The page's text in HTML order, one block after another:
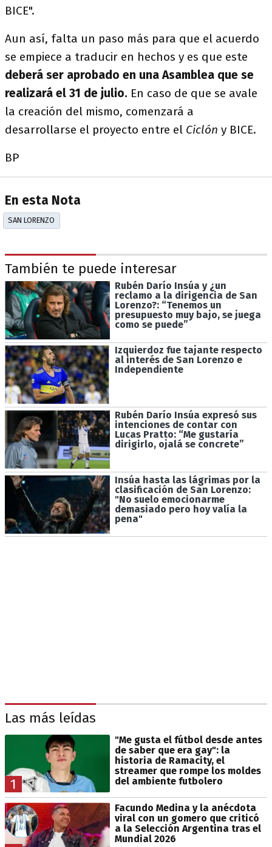
BICE".
Aun así, falta un paso más para que el acuerdo
se empiece a traducir en hechos y es que este
deberá ser aprobado en una Asamblea que se
realizará el 31 de julio. En caso de que se avale
la creación del mismo, comenzará a
desarrollarse el proyecto entre el Ciclón y BICE.
BP
En esta Nota
SAN LORENZO
También te puede interesar
Rubén Darío Insúa y ¿un
reclamo a la dirigencia de San
Lorenzo?: “Tenemos un
presupuesto muy bajo, se juega
como se puede”
Izquierdoz fue tajante respecto
al interés de San Lorenzo e
Independiente
Rubén Darío Insúa expresó sus
intenciones de contar con
Lucas Pratto: “Me gustaría
dirigirlo, ojalá se concrete”
Insúa hasta las lágrimas por la
clasificación de San Lorenzo:
"No suelo emocionarme
demasiado pero hoy valía la
pena"
Las más leídas
1
"Me gusta el fútbol desde antes
de saber que era gay": la
historia de Ramacity, el
streamer que rompe los moldes
del ambiente futbolero
Facundo Medina y la anécdota
viral con un gomero que criticó
a la Selección Argentina tras el
Mundial 2026